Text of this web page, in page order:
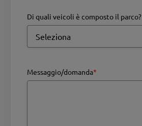
Di quali veicoli è composto il parco?
Messaggio/domanda*